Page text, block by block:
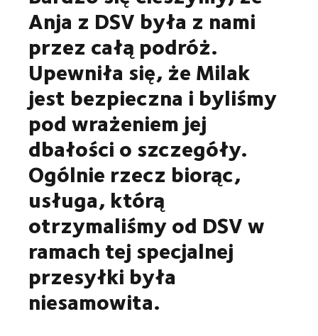
Anja z DSV była z nami
przez całą podróż.
Upewniła się, że Milak
jest bezpieczna i byliśmy
pod wrażeniem jej
dbałości o szczegóły.
Ogólnie rzecz biorąc,
usługa, którą
otrzymaliśmy od DSV w
ramach tej specjalnej
przesyłki była
niesamowita.